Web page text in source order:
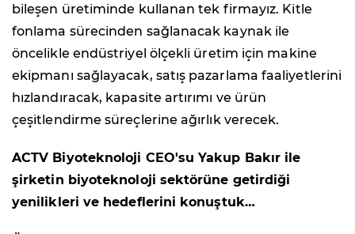
bileşen üretiminde kullanan tek firmayız. Kitle
fonlama sürecinden sağlanacak kaynak ile
öncelikle endüstriyel ölçekli üretim için makine
ekipmanı sağlayacak, satış pazarlama faaliyetlerini
hızlandıracak, kapasite artırımı ve ürün
çeşitlendirme süreçlerine ağırlık verecek.
ACTV Biyoteknoloji CEO'su Yakup Bakır ile
şirketin biyoteknoloji sektörüne getirdiği
yenilikleri ve hedeflerini konuştuk…